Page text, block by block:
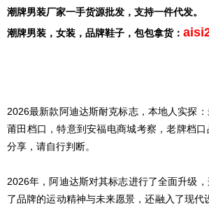
潮牌男装厂家一手货源批发，支持一件代发。
潮牌男装， 女装，品牌鞋子，包包拿货：
2026最新款阿迪达斯耐克标志，本地人实探
莆田档口，特意到安福电商城考察，老牌档
分享，请自行判断。
2026年，阿迪达斯对其标志进行了全面升级
了品牌的运动精神与未来愿景，还融入了现代